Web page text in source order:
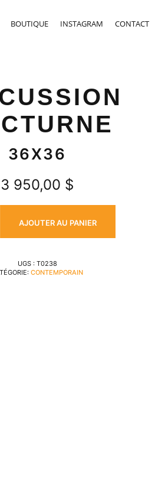
BOUTIQUE INSTAGRAM CONTACT
36X36
3 950,00 $
AJOUTER AU PANIER
UGS : T0238
CONTEMPORAIN